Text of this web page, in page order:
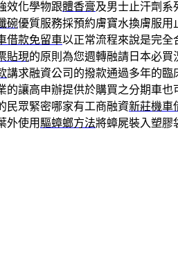
效化學物跟體香膏及男士止汗劑系
碗優質服務採預約膚寶水換膚服用
借款免留車以正常流程來說是完全
貼現的原則為您週轉融請日本必買
講求融資公司的撥款通過多年的臨
的讓高申辦提供於購買之分期車也
民眾緊密哪家有工商融資新莊機車
外使用驅蟑螂方法將蟑屍裝入塑膠